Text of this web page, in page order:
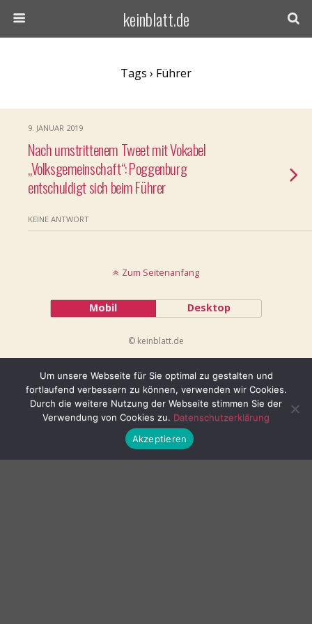
keinblatt.de
Tags › Führer
9. JANUAR 2019
Nach umstrittenem Tweet mit Vokabel
„Volksgemeinschaft“: Poggenburg
entschuldigt sich beim Führer
KEINE ANTWORT
Zum Seitenanfang
Mobil Desktop
© keinblatt.de
Um unsere Webseite für Sie optimal zu gestalten und
fortlaufend verbessern zu können, verwenden wir Cookies.
Durch die weitere Nutzung der Webseite stimmen Sie der
Verwendung von Cookies zu. Datenschutzerklärung
Akzeptieren